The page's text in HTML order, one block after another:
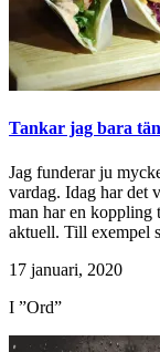
Tankar jag bara
Jag funderar ju
vardag. Idag har det
man har en koppling
aktuell. Till exempel
17 januari, 2020
I ”Ord”